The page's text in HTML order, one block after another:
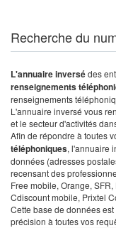
Recherche du
L'annuaire inversédes
renseignements
renseignements
L'annuaire inversé vous
et le secteur d'activités
Afin de répondre à toutes
téléphoniques, l'annuaire
données (adresses
recensant des
Free mobile, Orange,
Cdiscount mobile, Prixtel
Cette base de données
précision à toutes vos